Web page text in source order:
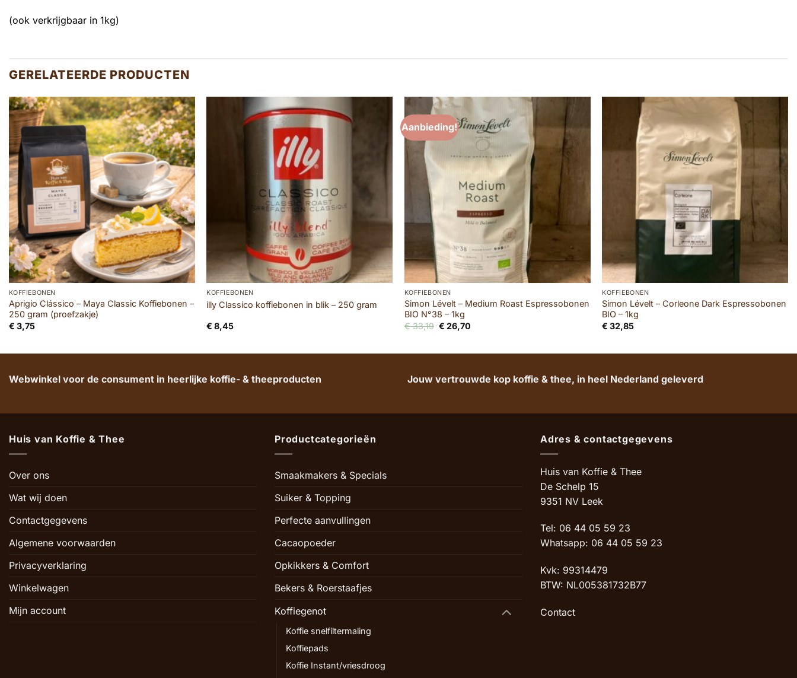
(ook verkrijgbaar in 1kg)
GERELATEERDE PRODUCTEN
KOFFIEBONEN
Aprigio Clássico – Maya Classic Koffiebonen –
250 gram (proefzakje)
€ 3,75
KOFFIEBONEN
illy Classico koffiebonen in blik – 250 gram
€ 8,45
Aanbieding!
KOFFIEBONEN
Simon Lévelt – Medium Roast Espressobonen
BIO N°38 – 1kg
€33,19 Oorspronkelijke
€ 26,70
KOFFIEBONEN
Simon Lévelt – Corleone Dark Espressobonen
BIO – 1kg
€ 32,85
Webwinkel voor de consument in heerlijke koffie- & theeproducten Jouw vertrouwde kop koffie & thee, in heel Nederland geleverd
Huis van Koffie & Thee
Over ons
Wat wij doen
Contactgegevens
Algemene voorwaarden
Privacyverklaring
Winkelwagen
Mijn account
Productcategorieën
Smaakmakers & Specials
Suiker & Topping
Perfecte aanvullingen
Cacaopoeder
Opkikkers & Comfort
Bekers & Roerstaafjes
Koffiegenot
Koffie snelfiltermaling
Koffiepads
Koffie Instant/vriesdroog
Adres & contactgegevens
Huis van Koffie & Thee
De Schelp 15
9351 NV Leek
Tel: 06 44 05 59 23
Whatsapp: 06 44 05 59 23
Kvk: 99314479
BTW: NL005381732B77
Contact